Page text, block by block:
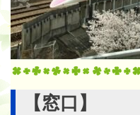
【窓口】